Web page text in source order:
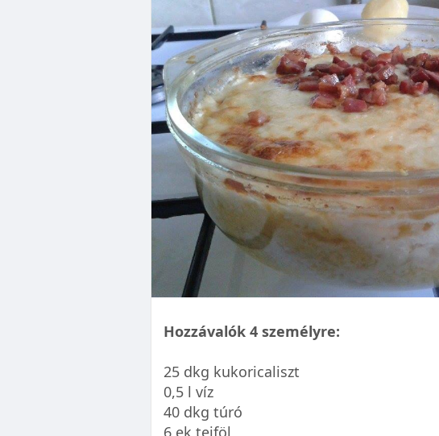
Hozzávalók 4 személyre:
25 dkg kukoricaliszt
0,5 l víz
40 dkg túró
6 ek tejföl